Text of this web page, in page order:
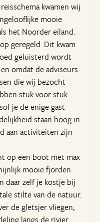
kwamen wij
mooie
het Noorder eiland.
geregeld. Dit kwam
geluisterd wordt
omdat de adviseurs
die wij bezocht
stuk voor stuk
je de enige gast
staan hoog in
aan activiteiten zijn
op een boot met max
mooie fjorden
daar zelf je kostje bij
stilte van de natuur.
de gletsjer vliegen,